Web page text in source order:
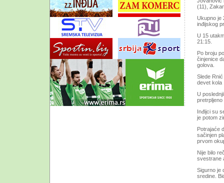
(11),
Ukupno je
inđijskog
U 15
21:15.
Po broju
činjenice
golova.
Slede
devet kola
U
Inđijci su
je potom
Potrajaće
sačinjen
prvom
Nije bilo
svestrane
Sigurno je
sredine.